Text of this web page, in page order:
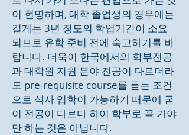
이 현명하며, 대학 졸업생의 경우에는
길게는 3년 정도의 학업기간이 소요
되므로 유학 준비 전에 숙고하기를 바
랍니다. 더욱이 한국에서의 학부전공
과 대학원 지원 분야 전공이 다르더라
도 pre-requisite course를 듣는 조건
으로 석사 입학이 가능하기 때문에 굳
이 전공이 다르다 하여 학부로 꼭 가야
만 하는 것은 아닙니다.